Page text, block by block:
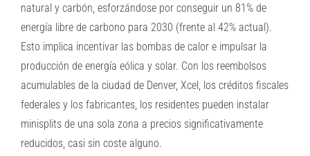
natural y carbón, esforzándose por conseguir un 81% de
energía libre de carbono para 2030 (frente al 42% actual).
Esto implica incentivar las bombas de calor e impulsar la
producción de energía eólica y solar. Con los reembolsos
acumulables de la ciudad de Denver, Xcel, los créditos fiscales
federales y los fabricantes, los residentes pueden instalar
minisplits de una sola zona a precios significativamente
reducidos, casi sin coste alguno.